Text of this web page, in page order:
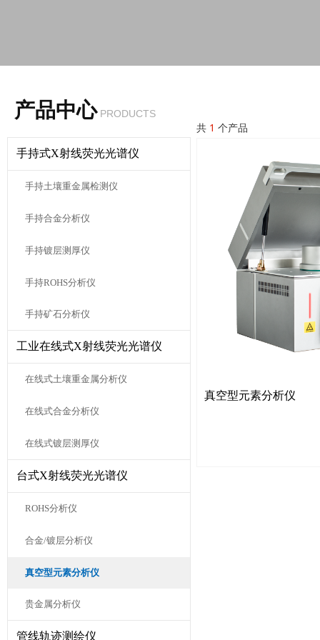
共 1 个产品
真空型元素分析仪
手持式X射线荧光光谱仪
手持土壤重金属检测仪
手持合金分析仪
手持镀层测厚仪
手持ROHS分析仪
手持矿石分析仪
工业在线式X射线荧光光谱仪
在线式土壤重金属分析仪
在线式合金分析仪
在线式镀层测厚仪
台式X射线荧光光谱仪
ROHS分析仪
合金/镀层分析仪
真空型元素分析仪
贵金属分析仪
管线轨迹测绘仪
产品中心 PRODUCTS